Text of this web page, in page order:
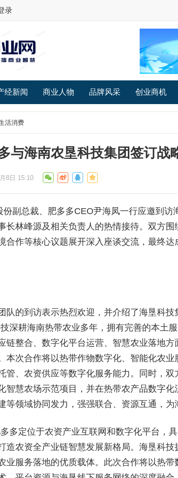
录
经新闻 商业人物 品牌风采 创业商机
活消费
与海南农垦科技集团签订战
8日 15:10
总裁、肥多多CEO尹海凤一行应邀到访
长林峰源及相关负责人的热情接待。双方
合作等核心议题展开深入座谈交流，最终
的到访表示热烈欢迎，并介绍了海垦科技
深耕海南热带农业多年，拥有完善的本土
链整合、数字化平台运营、智慧农业落地
本次合作将以热带作物数字化、智能化农
管、农资供应等数字化服务能力。同时，
智慧农场示范项目，并在热带农产品数字
等领域协同发力，强强联合、资源互通，为
定位于农资产业互联网和数字化平台，具
造农资全产业链智慧发展新格局。海垦科
业服务落地的优质载体。此次合作将以热